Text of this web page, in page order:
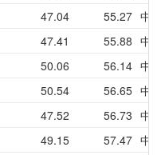
47.04 55.27 中
47.41 55.88 中
50.06 56.14 中
50.54 56.65 中
47.52 56.73 中
49.15 57.47 中